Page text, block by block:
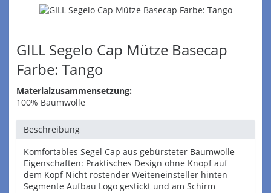
GILL Segelo Cap Mütze Basecap
Farbe: Tango
Materialzusammensetzung:
100% Baumwolle
Beschreibung
Komfortables Segel Cap aus gebürsteter Baumwolle
Eigenschaften: Praktisches Design ohne Knopf auf
dem Kopf Nicht rostender Weiteneinsteller hinten
Segmente Aufbau Logo gestickt und am Schirm